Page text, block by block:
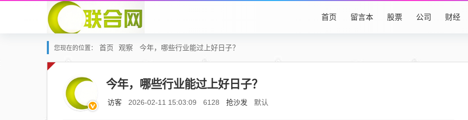
首页 留言本 股票 公司 财经
您现在的位置： 首页 观察 今年，哪些行业能过上好日子？
今年，哪些行业能过上好日子？
访客 2026-02-11 15:03:09 6128 抢沙发 默认